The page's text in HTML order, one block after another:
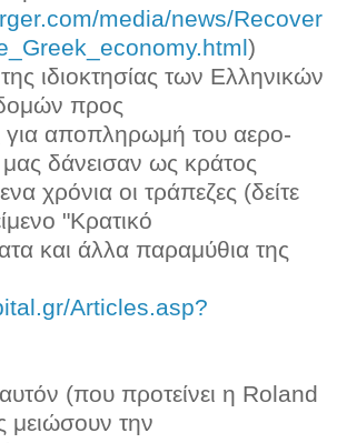
media/news/Recover
)
ιδιοκτησίας των Ελληνικών
προς
για αποπληρωμή του αερο-
δάνεισαν ως κράτος
χρόνια οι τράπεζες (δείτε
"Κρατικό
και άλλα παραμύθια της
Articles.asp?
(που προτείνει η Roland
μειώσουν την